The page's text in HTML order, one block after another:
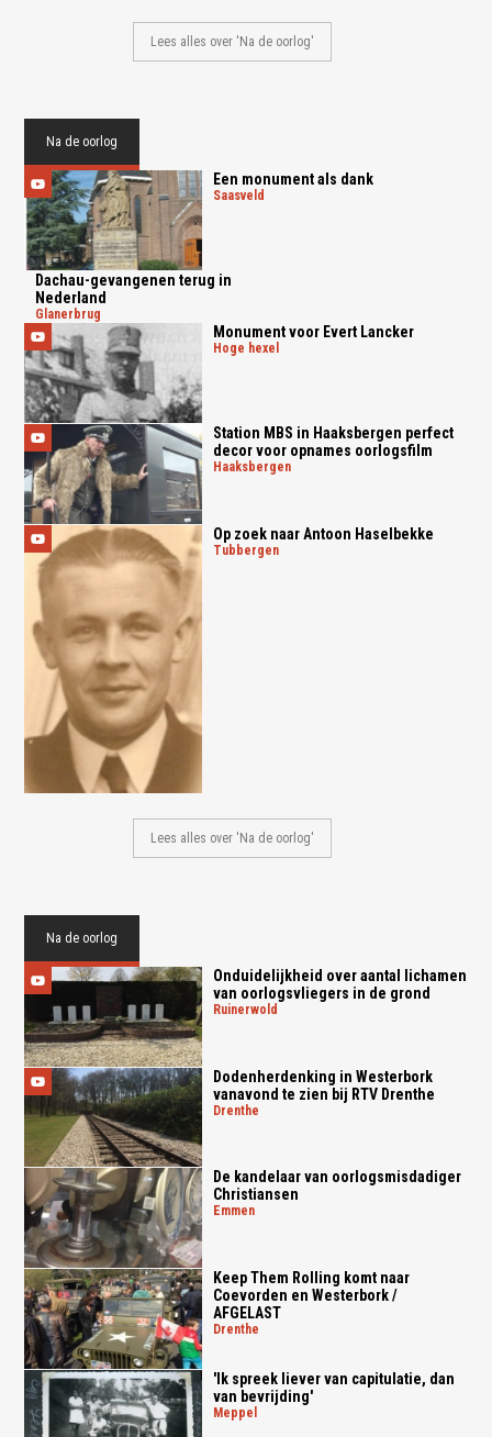
Lees alles over 'Na de oorlog'
Na de oorlog
Een monument als dank
saasveld
Dachau-gevangenen terug in
Nederland
glanerbrug
Monument voor Evert Lancker
hoge hexel
Station MBS in Haaksbergen perfect
decor voor opnames oorlogsfilm
haaksbergen
Op zoek naar Antoon Haselbekke
tubbergen
Lees alles over 'Na de oorlog'
Na de oorlog
Onduidelijkheid over aantal lichamen
van oorlogsvliegers in de grond
ruinerwold
Dodenherdenking in Westerbork
vanavond te zien bij RTV Drenthe
drenthe
De kandelaar van oorlogsmisdadiger
Christiansen
emmen
Keep Them Rolling komt naar
Coevorden en Westerbork /
AFGELAST
drenthe
'Ik spreek liever van capitulatie, dan
van bevrijding'
meppel